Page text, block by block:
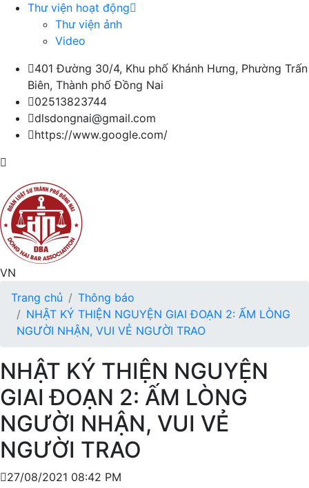
Thư viện hoạt động
Thư viện ảnh
Video
401 Đường 30/4, Khu phố Khánh Hưng, Phường Trấn
Biên, Thành phố Đồng Nai
02513823744
dlsdongnai@gmail.com
https://www.google.com/
VN
Trang chủ
Thông báo
NHẬT KÝ THIỆN NGUYỆN GIAI ĐOẠN 2: ẤM LÒNG
NGƯỜI NHẬN, VUI VẺ NGƯỜI TRAO
NHẬT KÝ THIỆN NGUYỆN
GIAI ĐOẠN 2: ẤM LÒNG
NGƯỜI NHẬN, VUI VẺ
NGƯỜI TRAO
27/08/2021 08:42 PM